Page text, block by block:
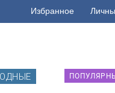
Избранное